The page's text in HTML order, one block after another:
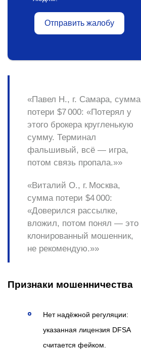
Отправить жалобу
«Павел Н., г. Самара, сумма
потери $7 000: «Потерял у
этого брокера кругленькую
сумму. Терминал
фальшивый, всё — игра,
потом связь пропала.»»
«Виталий О., г. Москва,
сумма потери $4 000:
«Доверился рассылке,
вложил, потом понял — это
клонированный мошенник,
не рекомендую.»»
Признаки мошенничества
Нет надёжной регуляции:
указанная лицензия DFSA
считается фейком.